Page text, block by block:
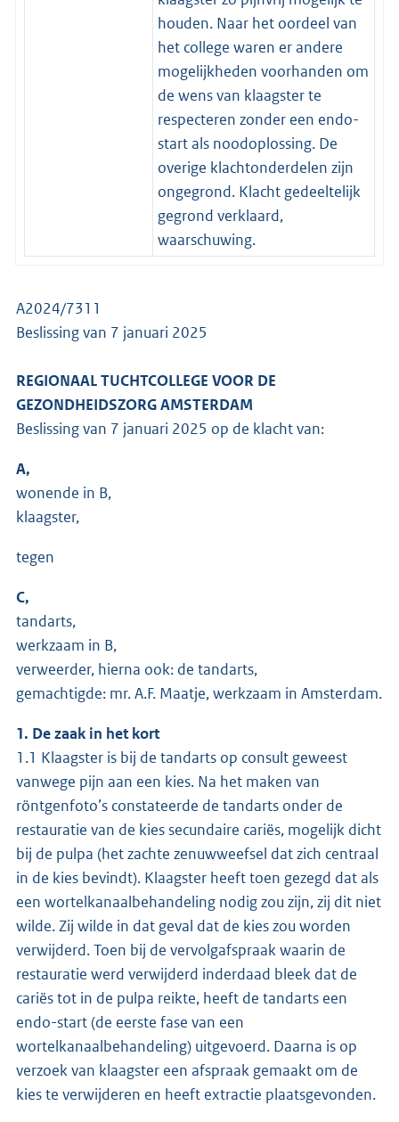
houden. Naar het oordeel van
het college waren er andere
mogelijkheden voorhanden om
de wens van klaagster te
respecteren zonder een endo-
start als noodoplossing. De
overige klachtonderdelen zijn
ongegrond. Klacht gedeeltelijk
gegrond verklaard,
waarschuwing.
A2024/7311
Beslissing van 7 januari 2025
REGIONAAL TUCHTCOLLEGE VOOR DE
GEZONDHEIDSZORG AMSTERDAM
Beslissing van 7 januari 2025 op de klacht van:
A,
wonende in B,
klaagster,
tegen
C,
tandarts,
werkzaam in B,
verweerder, hierna ook: de tandarts,
gemachtigde: mr. A.F. Maatje, werkzaam in Amsterdam.
1. De zaak in het kort
1.1 Klaagster is bij de tandarts op consult geweest
vanwege pijn aan een kies. Na het maken van
röntgenfoto’s constateerde de tandarts onder de
restauratie van de kies secundaire cariës, mogelijk dicht
bij de pulpa (het zachte zenuwweefsel dat zich centraal
in de kies bevindt). Klaagster heeft toen gezegd dat als
een wortelkanaalbehandeling nodig zou zijn, zij dit niet
wilde. Zij wilde in dat geval dat de kies zou worden
verwijderd. Toen bij de vervolgafspraak waarin de
restauratie werd verwijderd inderdaad bleek dat de
cariës tot in de pulpa reikte, heeft de tandarts een
endo-start (de eerste fase van een
wortelkanaalbehandeling) uitgevoerd. Daarna is op
verzoek van klaagster een afspraak gemaakt om de
kies te verwijderen en heeft extractie plaatsgevonden.